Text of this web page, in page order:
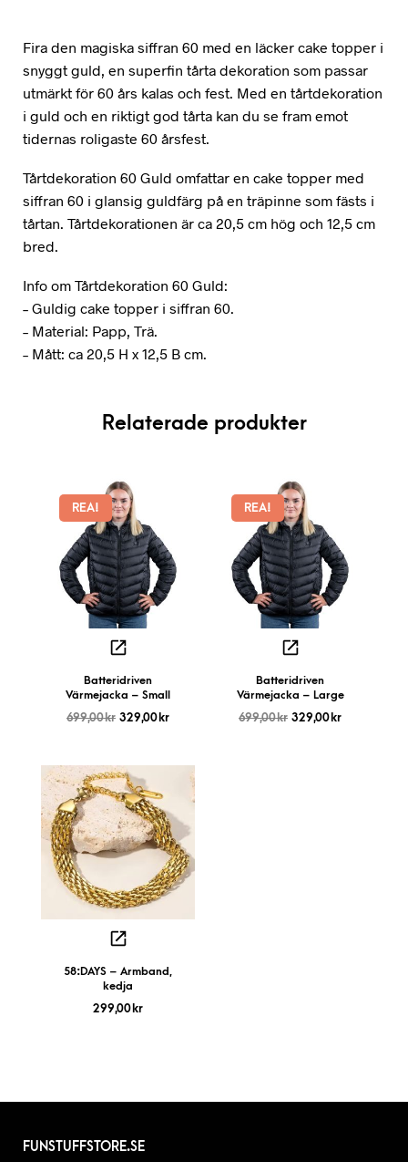
Fira den magiska siffran 60 med en läcker cake topper i
snyggt guld, en superfin tårta dekoration som passar
utmärkt för 60 års kalas och fest. Med en tårtdekoration
i guld och en riktigt god tårta kan du se fram emot
tidernas roligaste 60 årsfest.
Tårtdekoration 60 Guld omfattar en cake topper med
siffran 60 i glansig guldfärg på en träpinne som fästs i
tårtan. Tårtdekorationen är ca 20,5 cm hög och 12,5 cm
bred.
Info om Tårtdekoration 60 Guld:
– Guldig cake topper i siffran 60.
– Material: Papp, Trä.
– Mått: ca 20,5 H x 12,5 B cm.
Relaterade produkter
REA!
Batteridriven
Värmejacka – Small
699,00kr 329,00 kr
REA!
Batteridriven
Värmejacka – Large
699,00kr 329,00 kr
58:DAYS – Armband,
kedja
299,00 kr
FUNSTUFFSTORE.SE